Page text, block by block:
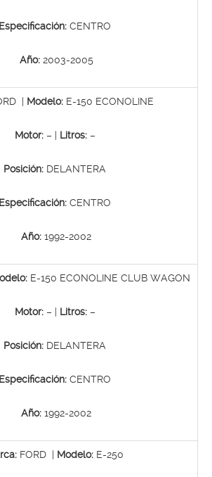
Especificación: CENTRO
Año:2003-2005
| Modelo: E-150 ECONOLINE
Motor:– | Litros:–
Posición: DELANTERA
Especificación: CENTRO
Año: 1992-2002
E-150 ECONOLINE CLUB WAGON
Motor:– | Litros:–
Posición: DELANTERA
Especificación: CENTRO
Año: 1992-2002
FORD | Modelo: E-250